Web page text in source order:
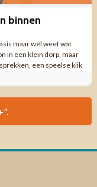
binnen
maar wel weet wat
in een klein dorp, maar
een speelse klik